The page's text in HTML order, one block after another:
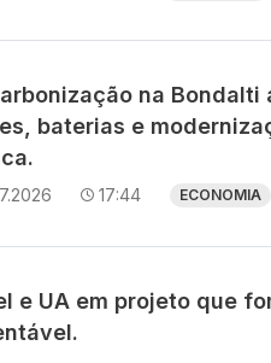
na Bondalti
baterias e
17:44 ECONOMIA
e UA em projeto que